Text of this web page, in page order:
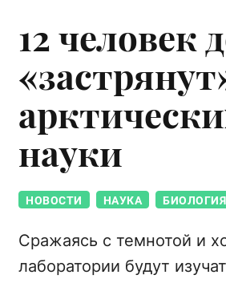
12 человек
науки
НОВОСТИ НАУКА БИОЛОГИЯ
Сражаясь с темнотой и
лаборатории будут